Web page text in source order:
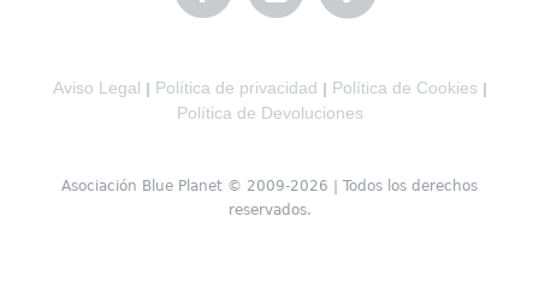
Aviso Legal Política de privacidad Política de Cookies
Política de Devoluciones
Asociación Blue Planet © 2009-2026 | Todos los derechos
reservados.